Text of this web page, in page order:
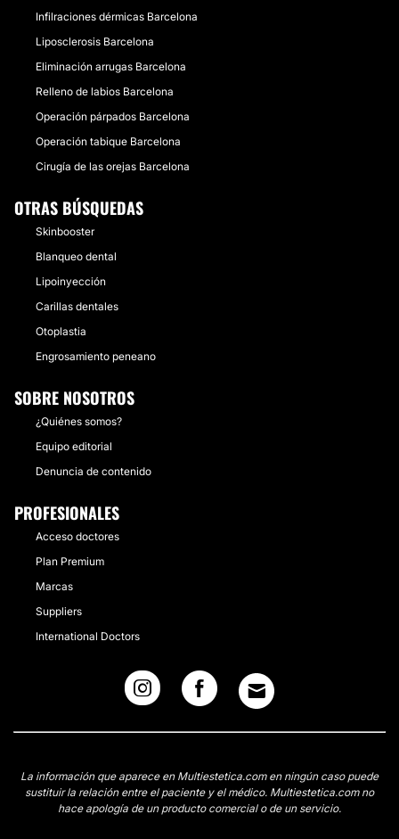
Infilraciones dérmicas Barcelona
Liposclerosis Barcelona
Eliminación arrugas Barcelona
Relleno de labios Barcelona
Operación párpados Barcelona
Operación tabique Barcelona
Cirugía de las orejas Barcelona
OTRAS BÚSQUEDAS
Skinbooster
Blanqueo dental
Lipoinyección
Carillas dentales
Otoplastia
Engrosamiento peneano
SOBRE NOSOTROS
¿Quiénes somos?
Equipo editorial
Denuncia de contenido
PROFESIONALES
Acceso doctores
Plan Premium
Marcas
Suppliers
International Doctors
La información que aparece en Multiestetica.com en ningún caso puede
sustituir la relación entre el paciente y el médico. Multiestetica.com no
hace apología de un producto comercial o de un servicio.